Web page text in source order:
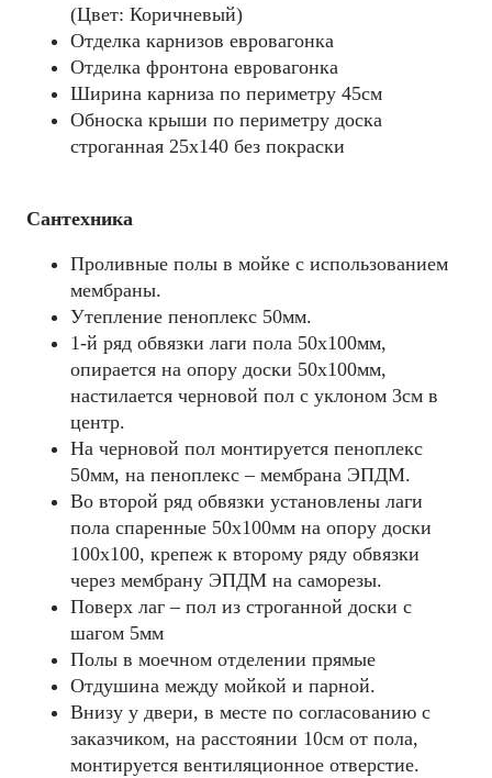
(Цвет: Коричневый)
Отделка карнизов евровагонка
Отделка фронтона евровагонка
Ширина карниза по периметру 45см
Обноска крыши по периметру доска
строганная 25х140 без покраски
Сантехника
Проливные полы в мойке с использованием
мембраны.
Утепление пеноплекс 50мм.
1-й ряд обвязки лаги пола 50х100мм,
опирается на опору доски 50х100мм,
настилается черновой пол с уклоном 3см в
центр.
На черновой пол монтируется пеноплекс
50мм, на пеноплекс – мембрана ЭПДМ.
Во второй ряд обвязки установлены лаги
пола спаренные 50х100мм на опору доски
100х100, крепеж к второму ряду обвязки
через мембрану ЭПДМ на саморезы.
Поверх лаг – пол из строганной доски с
шагом 5мм
Полы в моечном отделении прямые
Отдушина между мойкой и парной.
Внизу у двери, в месте по согласованию с
заказчиком, на расстоянии 10см от пола,
монтируется вентиляционное отверстие.